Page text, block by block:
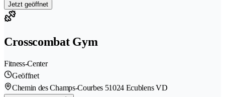
Jetzt geöffnet
Crosscombat Gym
Fitness-Center
Geöffnet
Chemin des Champs-Courbes 51024 Ecublens VD